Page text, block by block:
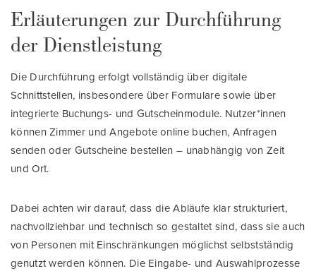
Erläuterungen zur Durchführung
der Dienstleistung
Die Durchführung erfolgt vollständig über digitale
Schnittstellen, insbesondere über Formulare sowie über
integrierte Buchungs- und Gutscheinmodule. Nutzer*innen
können Zimmer und Angebote online buchen, Anfragen
senden oder Gutscheine bestellen – unabhängig von Zeit
und Ort.
Dabei achten wir darauf, dass die Abläufe klar strukturiert,
nachvollziehbar und technisch so gestaltet sind, dass sie auch
von Personen mit Einschränkungen möglichst selbstständig
genutzt werden können. Die Eingabe- und Auswahlprozesse